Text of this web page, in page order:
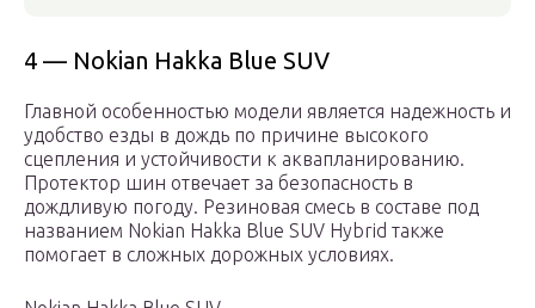
4 — Nokian Hakka Blue SUV
Главной особенностью модели является надежность и
удобство езды в дождь по причине высокого
сцепления и устойчивости к аквапланированию.
Протектор шин отвечает за безопасность в
дождливую погоду. Резиновая смесь в составе под
названием Nokian Hakka Blue SUV Hybrid также
помогает в сложных дорожных условиях.